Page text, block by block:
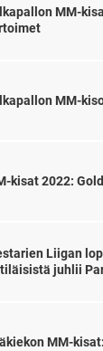
MM-
MM-
kisat 2022:
Liigan
juhlii
MM-